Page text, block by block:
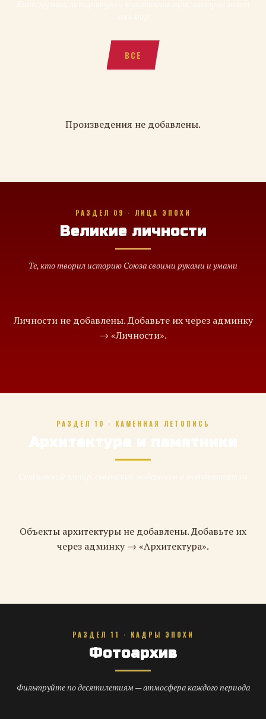
ВСЕ
Произведения не добавлены.
РАЗДЕЛ 09 · ЛИЦА ЭПОХИ
Великие личности
Те, кто творил историю Союза своими руками и умами
Личности не добавлены. Добавьте их через админку
→ «Личности».
РАЗДЕЛ 10 · КАМЕННАЯ ЛЕТОПИСЬ
Архитектура и памятники
Объекты архитектуры не добавлены. Добавьте их
через админку → «Архитектура».
РАЗДЕЛ 11 · КАДРЫ ЭПОХИ
Фотоархив
Фильтруйте по десятилетиям — атмосфера каждого периода